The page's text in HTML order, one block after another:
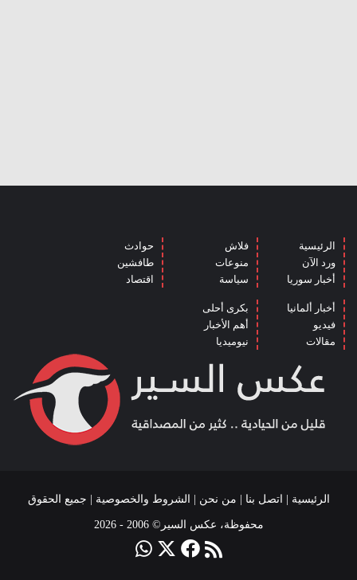
الرئيسية
ورد الآن
أخبار سوريا
فلاش
منوعات
سياسة
حوادث
طافشين
اقتصاد
أخبار ألمانيا
فيديو
مقالات
بكرى أحلى
أهم الأخبار
نيوميديا
الرئيسية اتصل بنا من نحن الشروط والخصوصية | جميع الحقوق
محفوظة، عكس السير© 2006 - 2026